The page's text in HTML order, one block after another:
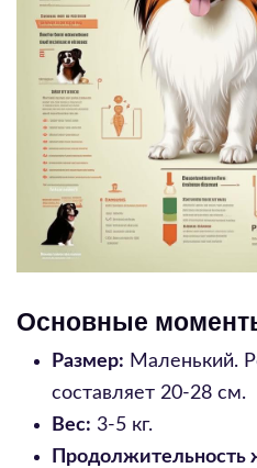
Основные
Размер: Маленький.
составляет 20-28 см.
Вес: 3-5 кг.
Продолжительность